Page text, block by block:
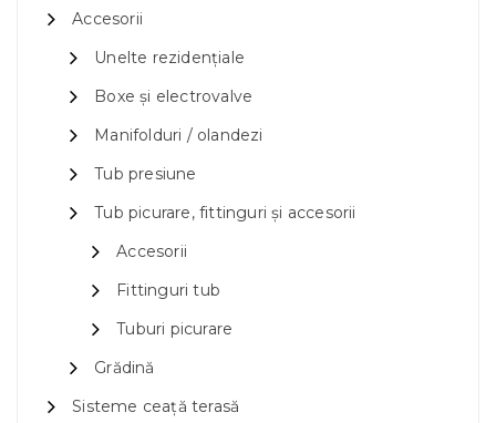
Accesorii
Unelte rezidențiale
Boxe și electrovalve
Manifolduri / olandezi
Tub presiune
Tub picurare, fittinguri și accesorii
Accesorii
Fittinguri tub
Tuburi picurare
Grădină
Sisteme ceață terasă